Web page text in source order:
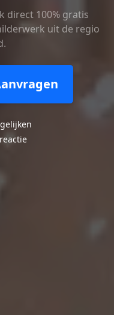
direct 100% gratis
uit de regio